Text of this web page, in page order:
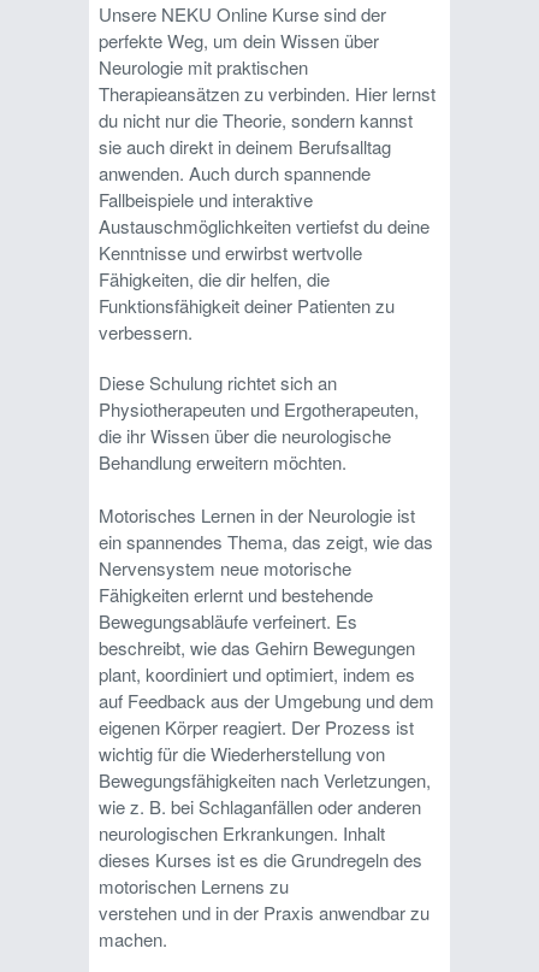
Unsere NEKU Online Kurse sind der
perfekte Weg, um dein Wissen über
Neurologie mit praktischen
Therapieansätzen zu verbinden. Hier lernst
du nicht nur die Theorie, sondern kannst
sie auch direkt in deinem Berufsalltag
anwenden. Auch durch spannende
Fallbeispiele und interaktive
Austauschmöglichkeiten vertiefst du deine
Kenntnisse und erwirbst wertvolle
Fähigkeiten, die dir helfen, die
Funktionsfähigkeit deiner Patienten zu
verbessern.
Diese Schulung richtet sich an
Physiotherapeuten und Ergotherapeuten,
die ihr Wissen über die neurologische
Behandlung erweitern möchten.
Motorisches Lernen in der Neurologie ist
ein spannendes Thema, das zeigt, wie das
Nervensystem neue motorische
Fähigkeiten erlernt und bestehende
Bewegungsabläufe verfeinert. Es
beschreibt, wie das Gehirn Bewegungen
plant, koordiniert und optimiert, indem es
auf Feedback aus der Umgebung und dem
eigenen Körper reagiert. Der Prozess ist
wichtig für die Wiederherstellung von
Bewegungsfähigkeiten nach Verletzungen,
wie z. B. bei Schlaganfällen oder anderen
neurologischen Erkrankungen. Inhalt
dieses Kurses ist es die Grundregeln des
motorischen Lernens zu
verstehen und in der Praxis anwendbar zu
machen.